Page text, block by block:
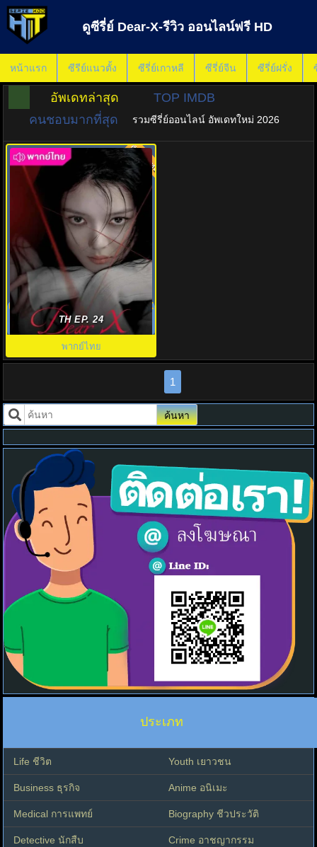
ดูซีรี่ย์ Dear-X-รีวิว ออนไลน์ฟรี HD
หน้าแรก ซีรีย์แนวตั้ง ซีรี่ย์เกาหลี ซีรี่ย์จีน ซีรี่ย์ฝรั่ง
อัพเดทล่าสุด
TOP IMDB
คนชอบมากที่สุด
รวมซีรี่ย์ออนไลน์ อัพเดทใหม่ 2026
เหลี่ยมมายามรณะ (2025) Dear X
พากย์ไทย EP.1-12 (จบ)
8.0 พากย์ไทย
TH EP. 24
พากย์ไทย
1
ค้นหา
ประเภท
Life ชีวิต Youth เยาวชน
Business ธุรกิจ Anime อนิเมะ
Medical การแพทย์ Biography ชีวประวัติ
Detective นักสืบ Crime อาชญากรรม